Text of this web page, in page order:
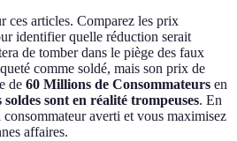
ces articles. Comparez les prix
identifier quelle réduction serait
de tomber dans le piège des faux
comme soldé, mais son prix de
de 60 Millions de Consommateurs en
soldes sont en réalité trompeuses. En
averti et vous maximisez
affaires.